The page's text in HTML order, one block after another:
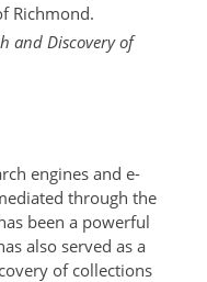
Richmond.
and Discovery of
engines and e-
through the
been a powerful
also served as a
of collections